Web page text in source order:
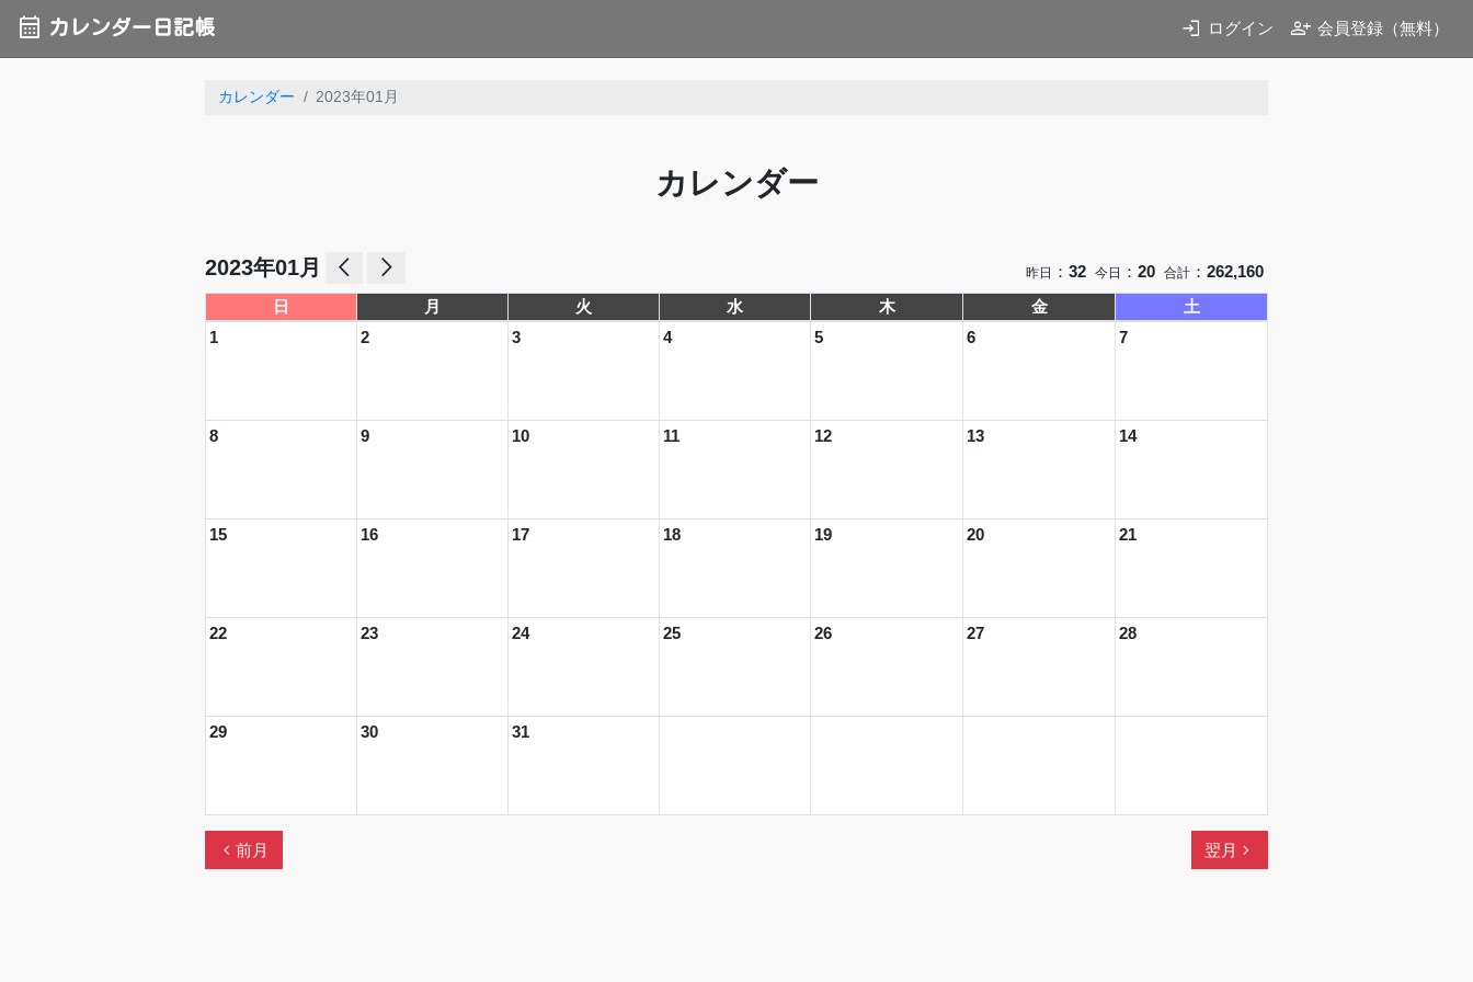
calendar_month カレンダー日記帳 login ログイン person_add 会員登録（無料）
カレンダー 2023年01月
カレンダー
2023年01月 arrow_back_ios arrow_forward_ios 昨日 ： 32 今日 ： 20 合計 ： 262,160
日
月 火 水 木 金
土
1
2 3 4 5 6 7
8 9 10 11 12 13 14
15 16 17 18 19 20 21
22 23 24 25 26 27 28
29 30 31
chevron_left前月 翌月 navigate_next